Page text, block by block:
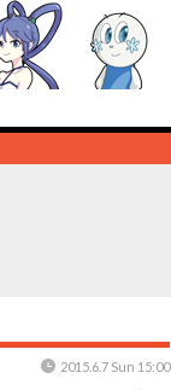
2015.6.7 Sun 15:00